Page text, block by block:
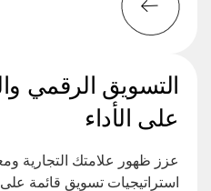
التسويق الرقمي
على الأداء
عزز ظهور علامتك التجارية
استراتيجيات تسويق قائمة